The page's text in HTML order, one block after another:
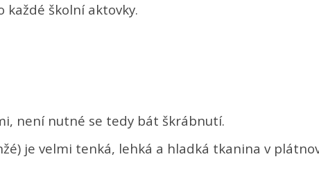
každé školní aktovky.
není nutné se tedy bát škrábnutí.
je velmi tenká, lehká a hladká tkanina v
seznam přání
Musíte být přihlášen, abyste si mohli výrobky uložit do svého seznamu